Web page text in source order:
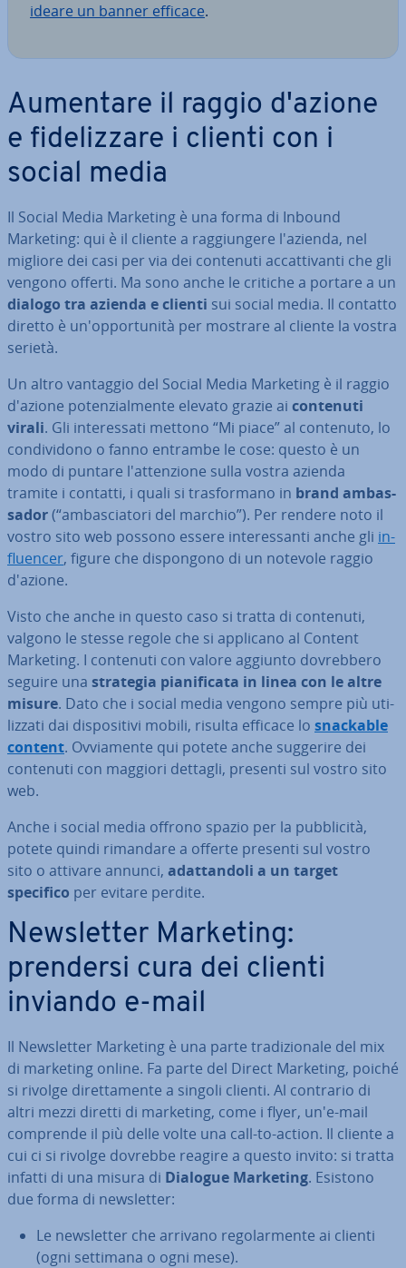
ideare un banner efficace.
Aumentare il raggio d'azione
e fi­de­liz­za­re i clienti con i
social media
Il Social Media Marketing è una forma di Inbound
Marketing: qui è il cliente a rag­giun­ge­re l'azienda, nel
migliore dei casi per via dei contenuti ac­cat­ti­van­ti che gli
vengono offerti. Ma sono anche le critiche a portare a un
dialogo tra azienda e clienti sui social media. Il contatto
diretto è un'op­por­tu­ni­tà per mostrare al cliente la vostra
serietà.
Un altro vantaggio del Social Media Marketing è il raggio
d'azione po­ten­zial­men­te elevato grazie ai contenuti
virali. Gli in­te­res­sa­ti mettono “Mi piace” al contenuto, lo
con­di­vi­do­no o fanno entrambe le cose: questo è un
modo di puntare l'at­ten­zio­ne sulla vostra azienda
tramite i contatti, i quali si tra­sfor­ma­no in brand am­bas­
sa­dor(“am­ba­scia­to­ri del marchio”). Per rendere noto il
vostro sito web possono essere in­te­res­san­ti anche gli in­
fluen­cer, figure che di­spon­go­no di un notevole raggio
d'azione.
Visto che anche in questo caso si tratta di contenuti,
valgono le stesse regole che si applicano al Content
Marketing. I contenuti con valore aggiunto do­vreb­be­ro
seguire una strategia pia­ni­fi­ca­ta in linea con le altre
misure. Dato che i social media vengono sempre più uti­
liz­za­ti dai di­spo­si­ti­vi mobili, risulta efficace lo snackable
content. Ov­via­men­te qui potete anche suggerire dei
contenuti con maggiori dettagli, presenti sul vostro sito
web.
Anche i social media offrono spazio per la pub­bli­ci­tà,
potete quindi rimandare a offerte presenti sul vostro
sito o attivare annunci, adat­tan­do­li a un target
specifico per evitare perdite.
New­slet­ter Marketing:
prendersi cura dei clienti
inviando e-mail
Il New­slet­ter Marketing è una parte tra­di­zio­na­le del mix
di marketing online. Fa parte del Direct Marketing, poiché
si rivolge di­ret­ta­men­te a singoli clienti. Al contrario di
altri mezzi diretti di marketing, come i flyer, un'e-mail
comprende il più delle volte una call-to-action. Il cliente a
cui ci si rivolge dovrebbe reagire a questo invito: si tratta
infatti di una misura di Dialogue Marketing. Esistono
due forma di new­slet­ter:
Le new­slet­ter che arrivano re­go­lar­men­te ai clienti
(ogni settimana o ogni mese).